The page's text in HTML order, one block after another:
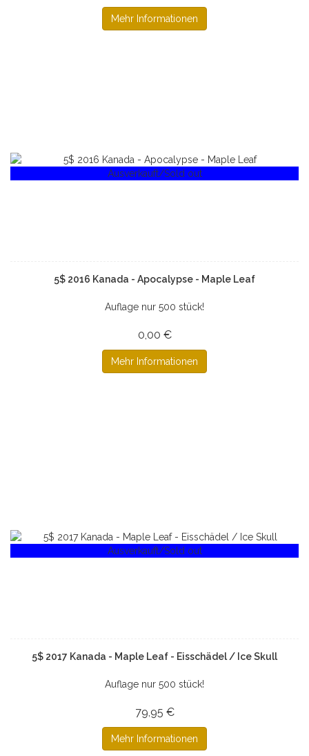
Mehr Informationen
Ausverkauft/Sold out
5$ 2016 Kanada - Apocalypse - Maple Leaf
Auflage nur 500 stück!
0,00 €
Mehr Informationen
Ausverkauft/Sold out
5$ 2017 Kanada - Maple Leaf - Eisschädel / Ice Skull
Auflage nur 500 stück!
79,95 €
Mehr Informationen